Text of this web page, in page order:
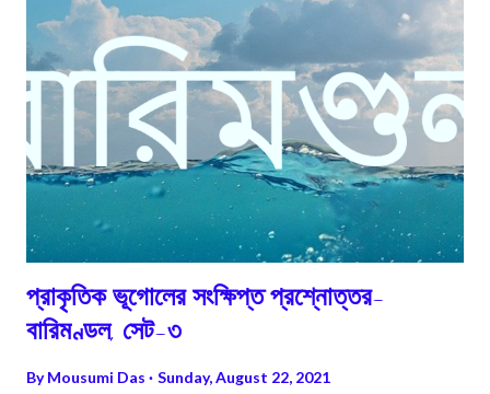
প্রাকৃতিক ভূগোলের সংক্ষিপ্ত প্রশ্নোত্তর-
বারিমণ্ডল, সেট-৩
ByMousumi Das Sunday, August 22, 2021